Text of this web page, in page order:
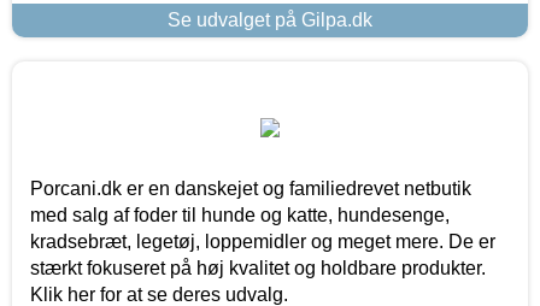
Se udvalget på Gilpa.dk
Porcani.dk er en danskejet og familiedrevet netbutik
med salg af foder til hunde og katte, hundesenge,
kradsebræt, legetøj, loppemidler og meget mere. De er
stærkt fokuseret på høj kvalitet og holdbare produkter.
Klik her for at se deres udvalg.